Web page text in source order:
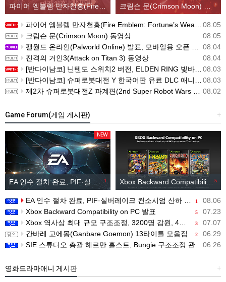
크림슨 문(Crimson Moon) 동영상
08.05
파이어 엠블렘 만자천홍(Fire Emblem: Fortune’s Weave) 스크린샷과 동영상(한국어 자막)
08.05
크림슨 문(Crimson Moon) 동영상
08.04
팰월드 온라인(Palworld Online) 발표, 모바일용 오픈 월드 멀티플레이 생존 크래프트
08.04
진격의 거인3(Attack on Titan 3) 동영상
08.03
[반다이남코] 닌텐도 스위치2 버전, ELDEN RING 빛바랜 자 에디션 패키지 예약 판매, 8월 5일 시작
08.03
[반다이남코] 슈퍼로봇대전 Y 한국어판 유료 DLC 애니버서리 확장팩, 8월 5일 판매 시작
08.02
제2차 슈퍼로봇대전Z 파계편(2nd Super Robot Wars Z: Break the World Chapter) Remastered 제작 결정
+
Game Forum(게임 게시판)
NEW
1
EA 인수 절차 완료, PIF·실버레이크 컨소시엄 산하 편입 5
Xbox Backward Compatibility on PC 발표
1 08.06
EA 인수 절차 완료, PIF·실버레이크 컨소시엄 산하 편입
5 07.23
Xbox Backward Compatibility on PC 발표
3 07.07
Xbox 역사상 최대 규모 구조조정, 3200명 감원, 4개 스튜디오 분리
2 06.29
간바레 고에몽(Ganbare Goemon) 13타이틀 모음집
06.26
SIE 스튜디오 총괄 헤르만 훌스트, Bungie 구조조정 관련 직원 메시지 공개
+
영화드라마애니 게시판